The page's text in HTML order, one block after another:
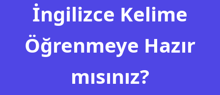
İngilizce Kelime
Öğrenmeye Hazır
mısınız?